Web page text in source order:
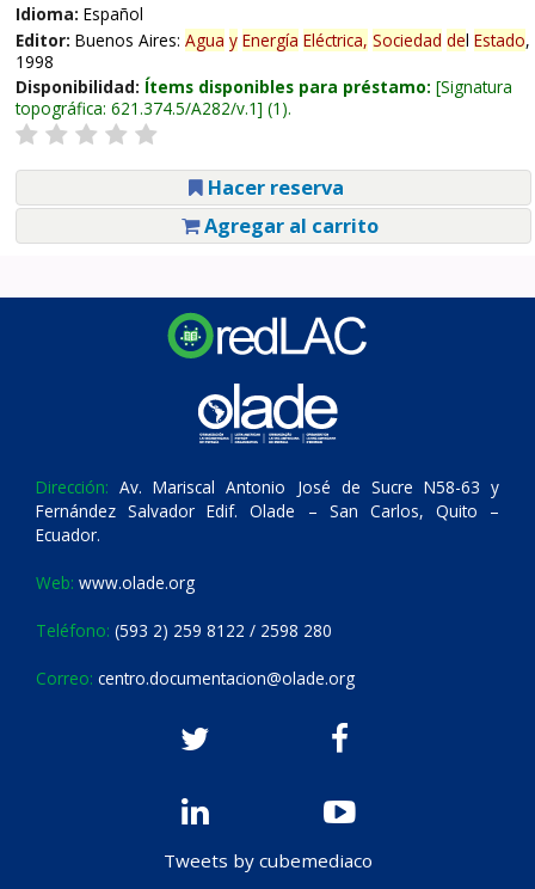
Idioma: Español
Editor: Buenos Aires: Agua y Energía Eléctrica, Sociedad del Estado,
1998
Disponibilidad: Ítems disponibles para préstamo: Signatura
topográfica: 621.374.5/A282/v.1 (1).
Hacer reserva
Agregar al carrito
Dirección: Av. Mariscal Antonio José de Sucre N58-63 y
Fernández Salvador Edif. Olade – San Carlos, Quito –
Ecuador.
Web: www.olade.org
Teléfono: (593 2) 259 8122 / 2598 280
Correo: centro.documentacion@olade.org
Tweets by cubemediaco